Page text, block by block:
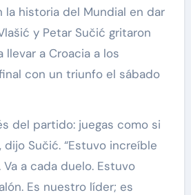
la historia del Mundial en dar
y Petar Sučić gritaron
llevar a Croacia a los
con un triunfo el sábado
del partido: juegas como si
dijo Sučić. “Estuvo increíble
Va a cada duelo. Estuvo
Es nuestro líder; es